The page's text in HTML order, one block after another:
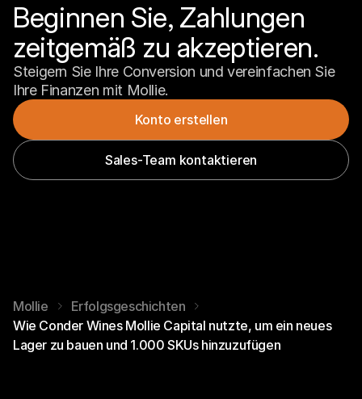
Beginnen Sie, Zahlungen
zeitgemäß zu akzeptieren.
Steigern Sie Ihre Conversion und vereinfachen Sie
Ihre Finanzen mit Mollie.
Konto erstellen
Sales-Team kontaktieren
Mollie
Erfolgsgeschichten
Wie Conder Wines Mollie Capital nutzte, um ein neues
Lager zu bauen und 1.000 SKUs hinzuzufügen